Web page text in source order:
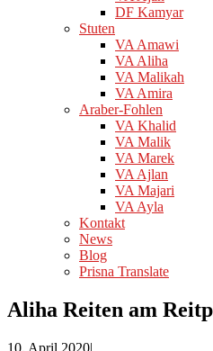
DF Kamyar
Stuten
VA Amawi
VA Aliha
VA Malikah
VA Amira
Araber-Fohlen
VA Khalid
VA Malik
VA Marek
VA Ajlan
VA Majari
VA Ayla
Kontakt
News
Blog
Prisna Translate
Aliha Reiten am
10. April 2020|